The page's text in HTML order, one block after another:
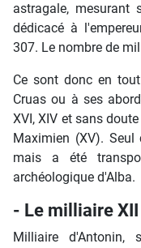
astragale, mesurant
dédicacé à
307. Le nombre de
Ce sont donc en
Cruas ou à ses
XVI, XIV et sans
Maximien (XV).
mais a été
archéologique d'Alba.
- Le milliaire XII
Milliaire